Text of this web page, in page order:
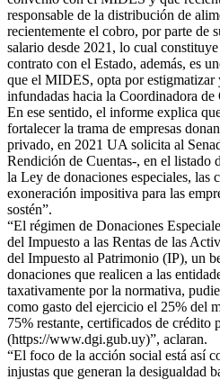
responsable de la distribución de
recientemente el cobro, por parte de
salario desde 2021, lo cual
contrato con el Estado, además, es
que el MIDES, opta por estigmatizar
infundadas hacia la Coordinadora de
En ese sentido, el informe explica
fortalecer la trama de empresas
privado, en 2021 UA solicita al
Rendición de Cuentas-, en el listado
la Ley de donaciones especiales, las
exoneración impositiva para las
sostén”.
“El régimen de Donaciones
del Impuesto a las Rentas de las
del Impuesto al Patrimonio (IP), un
donaciones que realicen a las
taxativamente por la normativa,
como gasto del ejercicio el 25% del
75% restante, certificados de crédito
(https://www.dgi.gub.uy)”, aclaran.
“El foco de la acción social está así
injustas que generan la desigualdad